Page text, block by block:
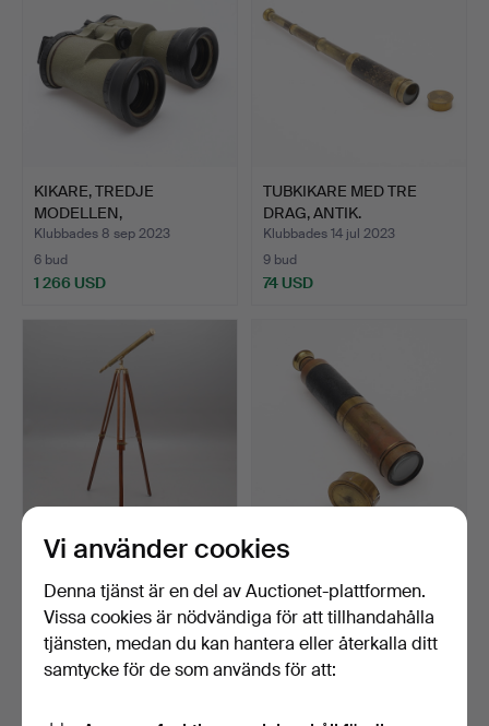
KIKARE, TREDJE
MODELLEN,
KRIEGSMARINE, EMI…
Klubbades 8 sep 2023
6 bud
1 266 USD
TUBKIKARE MED TRE
DRAG, ANTIK.
Klubbades 14 jul 2023
9 bud
74 USD
DEKORATIVT TELESKOP,
MÄSSING, 1900-TALET.
Klubbades 6 jun 2022
23 bud
148 USD
TUBKIKARE, ANTIK.
Klubbades 31 mar 2022
8 bud
69 USD
Vi använder cookies
Denna tjänst är en del av Auctionet-plattformen.
Vissa cookies är nödvändiga för att tillhandahålla
tjänsten, medan du kan hantera eller återkalla ditt
samtycke för de som används för att: